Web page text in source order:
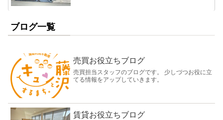
ブログ一覧
売買お役立ちブログ
売買担当スタッフのブログです。 少しづつお役に立
てる情報をアップしていきます。
賃貸お役立ちブログ